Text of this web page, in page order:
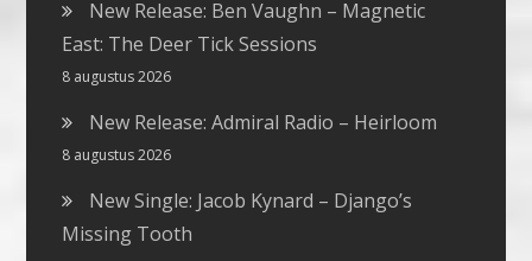
New Release: Ben Vaughn – Magnetic
East: The Deer Tick Sessions
8 augustus 2026
New Release: Admiral Radio – Heirloom
8 augustus 2026
New Single: Jacob Kynard – Django’s
Missing Tooth